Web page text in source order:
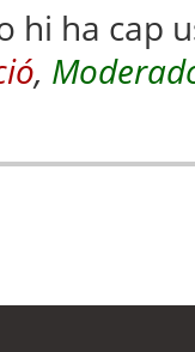
hi ha cap
,